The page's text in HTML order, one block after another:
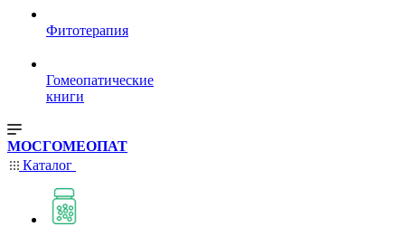
Фитотерапия
Гомеопатические
книги
МОСГОМЕОПАТ
Каталог